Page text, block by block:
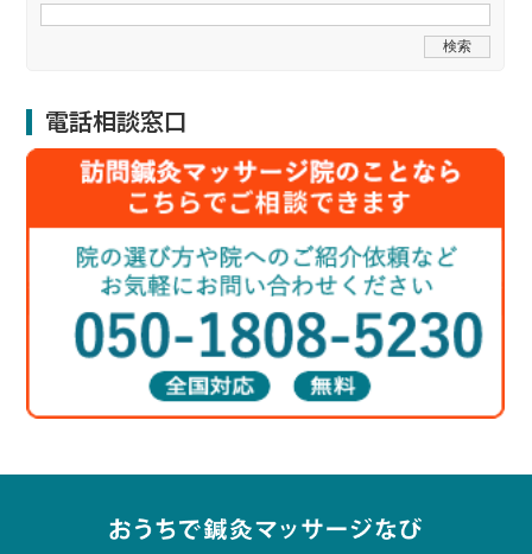
電話相談窓口